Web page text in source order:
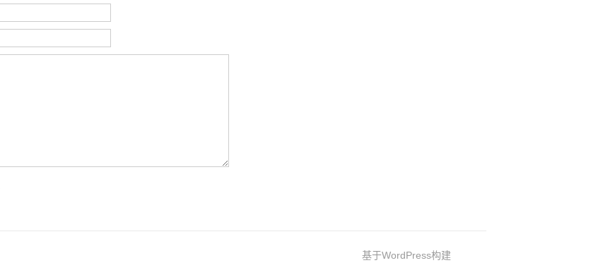
基于WordPress构建